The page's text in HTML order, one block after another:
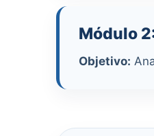
Módulo
Objetivo: